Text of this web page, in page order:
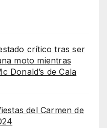
crítico tras ser
moto mientras
Donald’s de Cala
del Carmen de